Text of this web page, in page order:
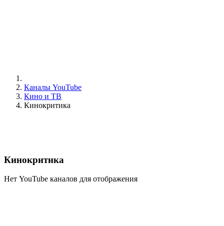
Каналы YouTube
Кино и ТВ
Кинокритика
Кинокритика
Нет YouTube каналов для отображения